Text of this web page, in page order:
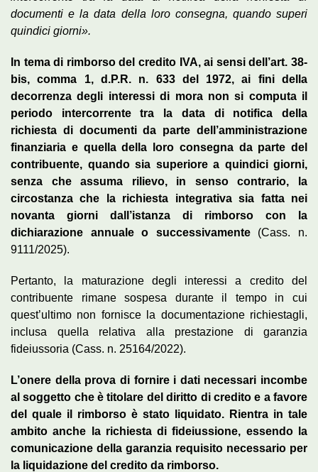
documenti e la data della loro consegna, quando superi
quindici giorni».
In tema di rimborso del credito IVA, ai sensi dell’art. 38-
bis, comma 1, d.P.R. n. 633 del 1972, ai fini della
decorrenza degli interessi di mora non si computa il
periodo intercorrente tra la data di notifica della
richiesta di documenti da parte dell’amministrazione
finanziaria e quella della loro consegna da parte del
contribuente, quando sia superiore a quindici giorni,
senza che assuma rilievo, in senso contrario, la
circostanza che la richiesta integrativa sia fatta nei
novanta giorni dall’istanza di rimborso con la
dichiarazione annuale o successivamente(Cass. n.
9111/2025).
Pertanto, la maturazione degli interessi a credito del
contribuente rimane sospesa durante il tempo in cui
quest’ultimo non fornisce la documentazione richiestagli,
inclusa quella relativa alla prestazione di garanzia
fideiussoria (Cass. n. 25164/2022).
L’onere della prova di fornire i dati necessari incombe
al soggetto che è titolare del diritto di credito e a favore
del quale il rimborso è stato liquidato. Rientra in tale
ambito anche la richiesta di fideiussione, essendo la
comunicazione della garanzia requisito necessario per
la liquidazione del credito da rimborso.